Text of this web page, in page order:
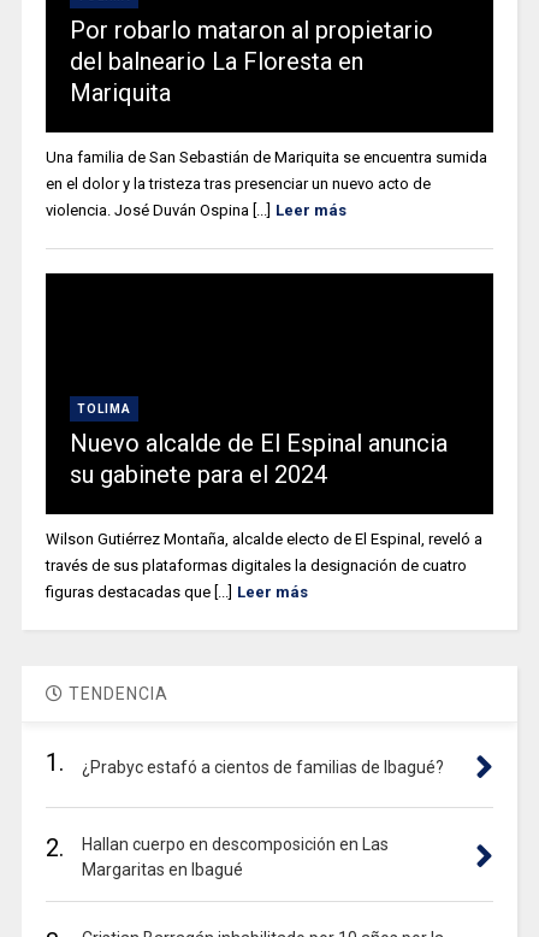
Por robarlo mataron al propietario
del balneario La Floresta en
Mariquita
Una familia de San Sebastián de Mariquita se encuentra sumida
en el dolor y la tristeza tras presenciar un nuevo acto de
violencia. José Duván Ospina [...]
Leer más
TOLIMA
Nuevo alcalde de El Espinal anuncia
su gabinete para el 2024
Wilson Gutiérrez Montaña, alcalde electo de El Espinal, reveló a
través de sus plataformas digitales la designación de cuatro
figuras destacadas que [...]
Leer más
TENDENCIA
1. ¿Prabyc estafó a cientos de familias de Ibagué?
2.
Hallan cuerpo en descomposición en Las
Margaritas en Ibagué